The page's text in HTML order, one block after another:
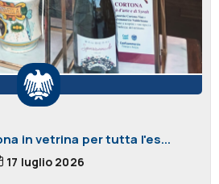
in vetrina per tutta l'es...
17 luglio 2026